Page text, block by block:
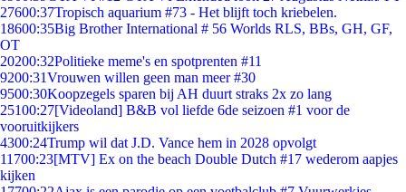
27600:37Tropisch aquarium #73 - Het blijft toch kriebelen.
18600:35Big Brother International # 56 Worlds RLS, BBs, GH, GF,
OT
20200:32Politieke meme's en spotprenten #11
9200:31Vrouwen willen geen man meer #30
9500:30Koopzegels sparen bij AH duurt straks 2x zo lang
25100:27[Videoland] B&B vol liefde 6de seizoen #1 voor de
vooruitkijkers
4300:24Trump wil dat J.D. Vance hem in 2028 opvolgt
11700:23[MTV] Ex on the beach Double Dutch #17 wederom aapjes
kijken